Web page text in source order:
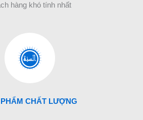
hàng khó tính nhất
CHẤT LƯỢNG